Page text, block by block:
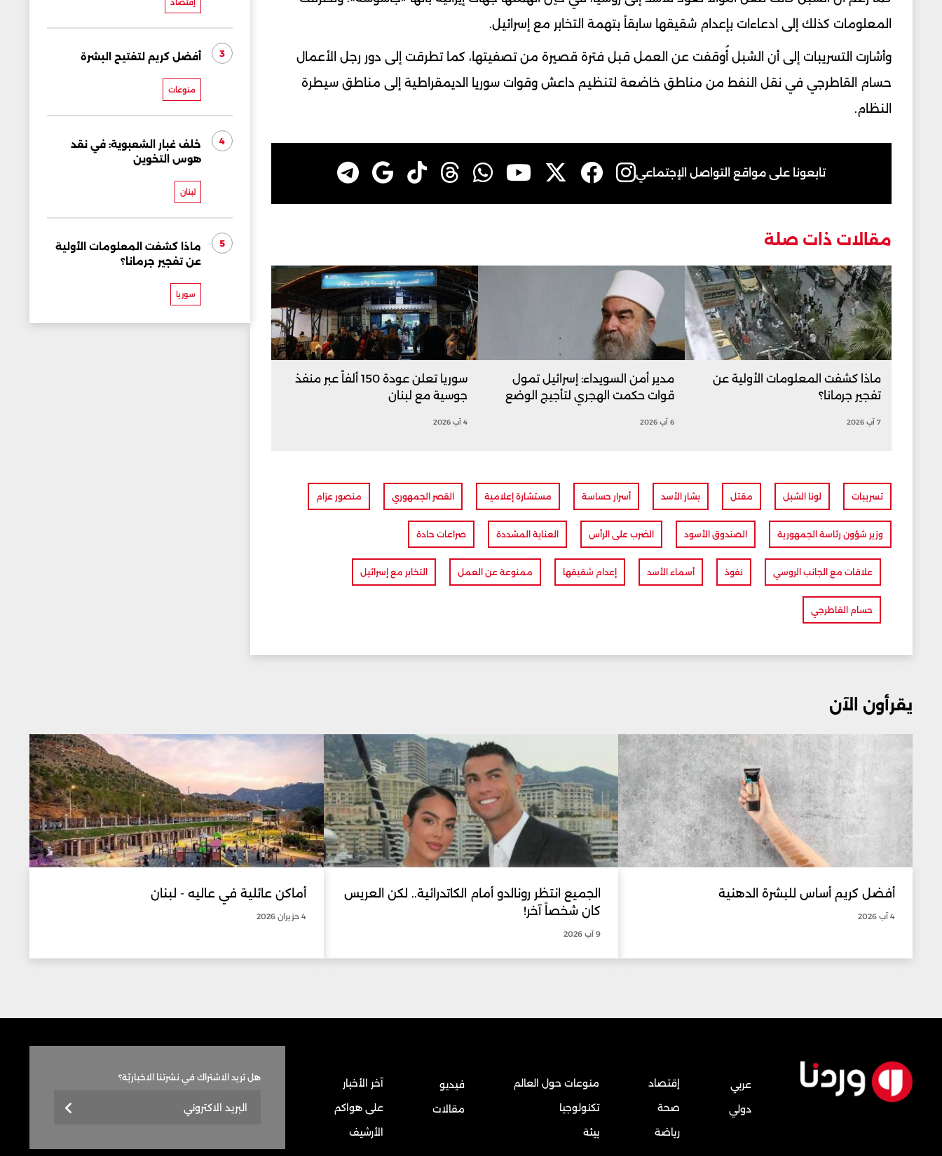
المعلومات كذلك إلى ادعاءات بإعدام شقيقها سابقاً بتهمة التخابر مع إسرائيل.
وأشارت التسريبات إلى أن الشبل أُوقفت عن العمل قبل فترة قصيرة من تصفيتها، كما تطرقت إلى دور رجل الأعمال
حسام القاطرجي في نقل النفط من مناطق خاضعة لتنظيم داعش وقوات سوريا الديمقراطية إلى مناطق سيطرة
النظام.
تابعونا على مواقع التواصل الإجتماعي
مقالات ذات صلة
ماذا كشفت المعلومات الأولية عن
تفجير جرمانا؟
7 آب 2026
مدير أمن السويداء: إسرائيل تمول
قوات حكمت الهجري لتأجيج الوضع
6 آب 2026
سوريا تعلن عودة 150 ألفاً عبر منفذ
جوسية مع لبنان
4 آب 2026
تسريبات لونا الشبل مقتل بشار الأسد أسرار حساسة مستشارة إعلامية القصر الجمهوري منصور عزام
وزير شؤون رئاسة الجمهورية الصندوق الأسود الضرب على الرأس العناية المشددة صراعات حادة
علاقات مع الجانب الروسي نفوذ أسماء الأسد إعدام شقيقها ممنوعة عن العمل التخابر مع إسرائيل
حسام القاطرجي
إقتصاد
3 أفضل كريم لتفتيح البشرة
منوعات
4
خلف غبار الشعبوية: في نقد
هوس التخوين
لبنان
5
ماذا كشفت المعلومات الأولية
عن تفجير جرمانا؟
سوريا
يقرأون الآن
أفضل كريم أساس للبشرة الدهنية
4 آب 2026
الجميع انتظر رونالدو أمام الكاتدرائية.. لكن العريس
كان شخصاً آخر!
9 آب 2026
أماكن عائلية في عاليه - لبنان
4 حزيران 2026
عربي
دولي
إقتصاد
صحة
رياضة
منوعات حول العالم
تكنولوجيا
بيئة
فيديو
مقالات
آخر الأخبار
على هواكم
الأرشيف
هل تريد الاشتراك في نشرتنا الاخباريّة؟